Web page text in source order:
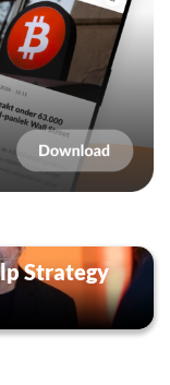
Strategy